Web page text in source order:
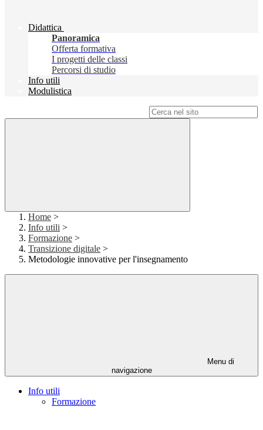
Didattica
Panoramica
Offerta formativa
I progetti delle classi
Percorsi di studio
Info utili
Modulistica
Home >
Info utili >
Formazione >
Transizione digitale >
Metodologie innovative per l'insegnamento
Menu di
navigazione
Info utili
Formazione